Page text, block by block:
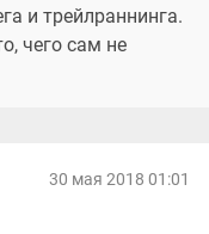
и трейлраннинга.
чего сам не
30 мая 2018 01:01